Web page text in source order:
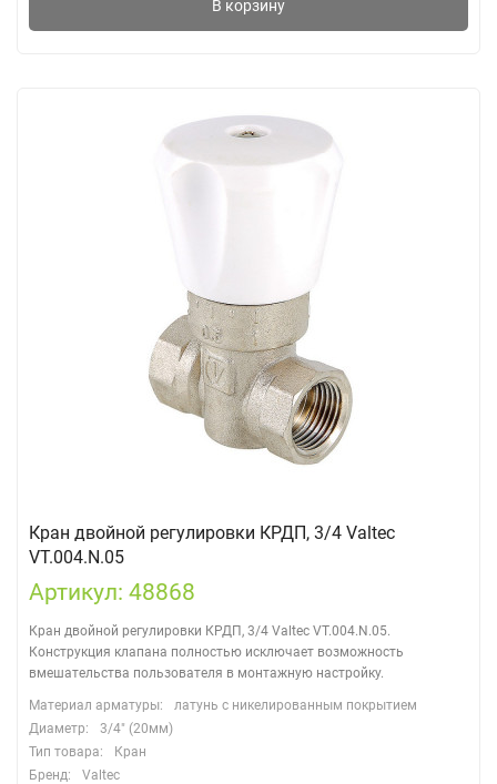
В корзину
Кран двойной регулировки КРДП, 3/4 Valtec
VT.004.N.05
Артикул: 48868
Кран двойной регулировки КРДП, 3/4 Valtec VT.004.N.05.
Конструкция клапана полностью исключает возможность
вмешательства пользователя в монтажную настройку.
Материал арматуры:
латунь с никелированным покрытием
Диаметр:
3/4" (20мм)
Тип товара:
Кран
Бренд:
Valtec